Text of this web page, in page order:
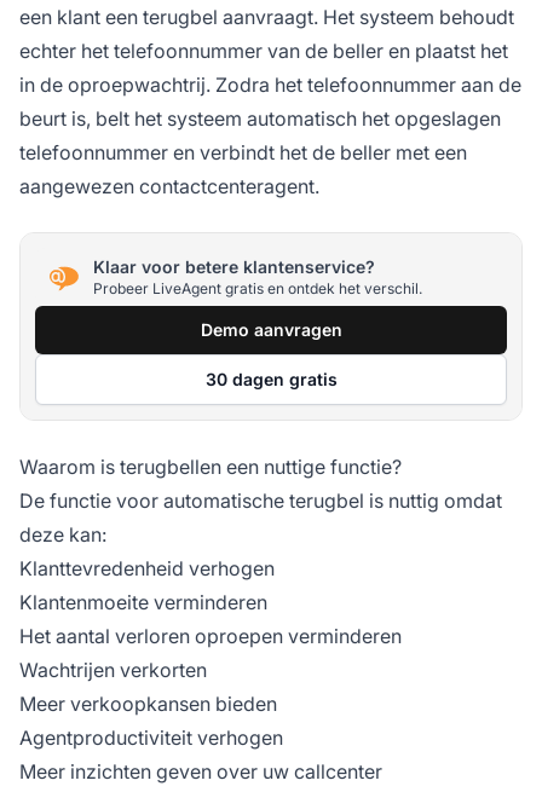
een klant een terugbel aanvraagt. Het systeem behoudt
echter het telefoonnummer van de beller en plaatst het
in de oproepwachtrij. Zodra het telefoonnummer aan de
beurt is, belt het systeem automatisch het opgeslagen
telefoonnummer en verbindt het de beller met een
aangewezen contactcenteragent.
Klaar voor betere klantenservice?
Probeer LiveAgent gratis en ontdek het verschil.
Demo aanvragen
30 dagen gratis
Waarom is terugbellen een nuttige functie?
De functie voor automatische terugbel is nuttig omdat
deze kan:
Klanttevredenheid verhogen
Klantenmoeite verminderen
Het aantal verloren oproepen verminderen
Wachtrijen verkorten
Meer verkoopkansen bieden
Agentproductiviteit verhogen
Meer inzichten geven over uw callcenter